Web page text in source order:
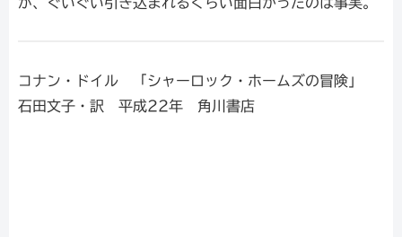
コナン・ドイル 「シャーロック・ホームズの冒険」
石田文子・訳 平成22年 角川書店